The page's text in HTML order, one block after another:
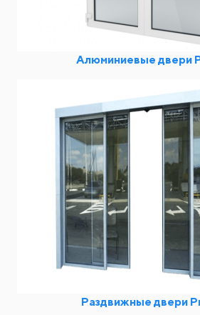
Алюминиевые двери
Раздвижные двери